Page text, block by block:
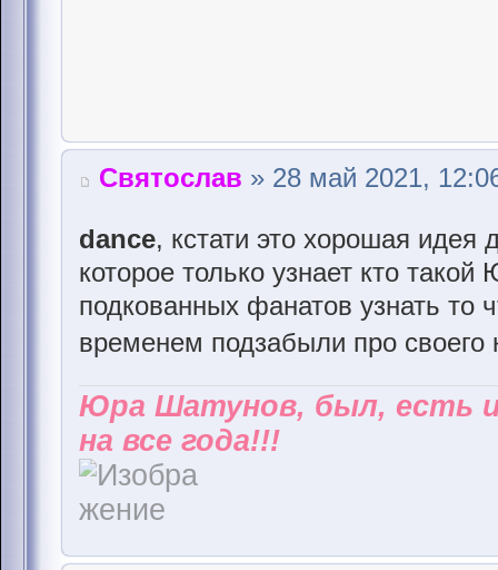
Святослав » 28 май 2021,
dance, кстати это хорошая идея
которое только узнает кто
подкованных фанатов узнать то
временем подзабыли про
Юра Шатунов, был, есть
на все года!!!